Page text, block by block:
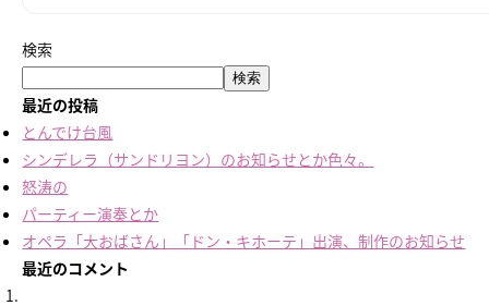
検索
検索
最近の投稿
とんでけ台風
シンデレラ（サンドリヨン）のお知らせとか色々。
怒涛の
パーティー演奏とか
オペラ「大おばさん」「ドン・キホーテ」出演、制作のお知らせ
最近のコメント